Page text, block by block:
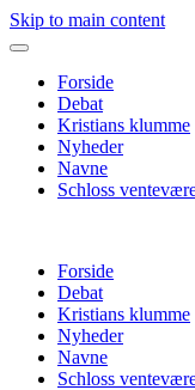
Skip to main content
Forside
Debat
Kristians klumme
Nyheder
Navne
Schloss
Forside
Debat
Kristians klumme
Nyheder
Navne
Schloss